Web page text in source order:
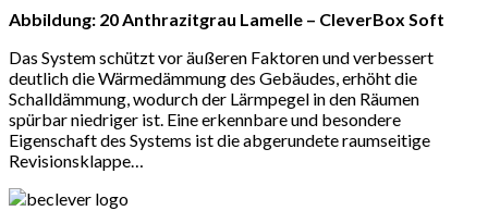
Abbildung: 20 Anthrazitgrau Lamelle – CleverBox Soft
Das System schützt vor äußeren Faktoren und verbessert
deutlich die Wärmedämmung des Gebäudes, erhöht die
Schalldämmung, wodurch der Lärmpegel in den Räumen
spürbar niedriger ist. Eine erkennbare und besondere
Eigenschaft des Systems ist die abgerundete raumseitige
Revisionsklappe…